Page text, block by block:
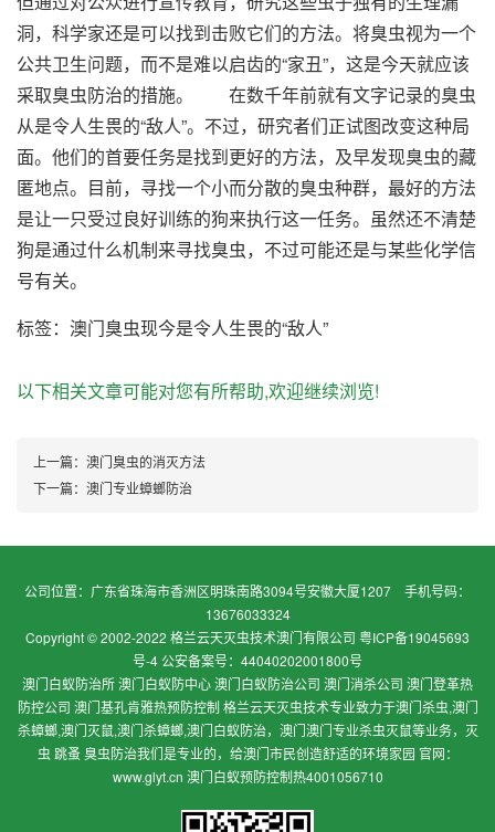
洞，科学家还是可以找到击败它们的方法。将臭虫视为一个
公共卫生问题，而不是难以启齿的“家丑”，这是今天就应该
采取臭虫防治的措施。 在数千年前就有文字记录的臭虫
从是令人生畏的“敌人”。不过，研究者们正试图改变这种局
面。他们的首要任务是找到更好的方法，及早发现臭虫的藏
匿地点。目前，寻找一个小而分散的臭虫种群，最好的方法
是让一只受过良好训练的狗来执行这一任务。虽然还不清楚
狗是通过什么机制来寻找臭虫，不过可能还是与某些化学信
号有关。
标签： 澳门臭虫现今是令人生畏的“敌人”
以下相关文章可能对您有所帮助,欢迎继续浏览!
上一篇： 澳门臭虫的消灭方法
下一篇： 澳门专业蟑螂防治
公司位置：广东省珠海市香洲区明珠南路3094号安徽大厦1207 手机号码：
13676033324
Copyright © 2002-2022 格兰云天灭虫技术澳门有限公司 粤ICP备19045693
号-4 公安备案号：44040202001800号
澳门白蚁防治所 澳门白蚁防中心 澳门白蚁防治公司 澳门消杀公司 澳门登革热
防控公司 澳门基孔肯雅热预防控制 格兰云天灭虫技术专业致力于澳门杀虫,澳门
杀蟑螂,澳门灭鼠,澳门杀蟑螂,澳门白蚁防治，澳门澳门专业杀虫灭鼠等业务，灭
虫 跳蚤 臭虫防治我们是专业的，给澳门市民创造舒适的环境家园 官网：
www.glyt.cn 澳门白蚁预防控制热4001056710